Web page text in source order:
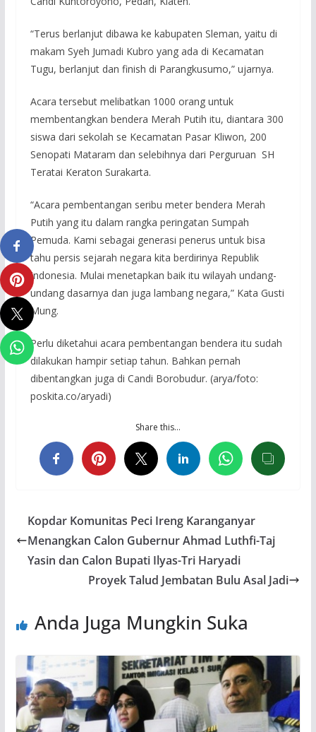
“Terus berlanjut dibawa ke kabupaten Sleman, yaitu di
makam Syeh Jumadi Kubro yang ada di Kecamatan
Tugu, berlanjut dan finish di Parangkusumo,” ujarnya.
Acara tersebut melibatkan 1000 orang untuk
membentangkan bendera Merah Putih itu, diantara 300
siswa dari sekolah se Kecamatan Pasar Kliwon, 200
Senopati Mataram dan selebihnya dari Perguruan SH
Teratai Keraton Surakarta.
“Acara pembentangan seribu meter bendera Merah
Putih yang itu dalam rangka peringatan Sumpah
Pemuda. Kami sebagai generasi penerus untuk bisa
tahu persis sejarah negara kita berdirinya Republik
Indonesia. Mulai menetapkan baik itu wilayah undang-
undang dasarnya dan juga lambang negara,” Kata Gusti
Mung.
Perlu diketahui acara pembentangan bendera itu sudah
dilakukan hampir setiap tahun. Bahkan pernah
dibentangkan juga di Candi Borobudur. (arya/foto:
poskita.co/aryadi)
Share this…
Kopdar Komunitas Peci Ireng Karanganyar
Menangkan Calon Gubernur Ahmad Luthfi-Taj
Yasin dan Calon Bupati Ilyas-Tri Haryadi
Proyek Talud Jembatan Bulu Asal Jadi
Anda Juga Mungkin Suka